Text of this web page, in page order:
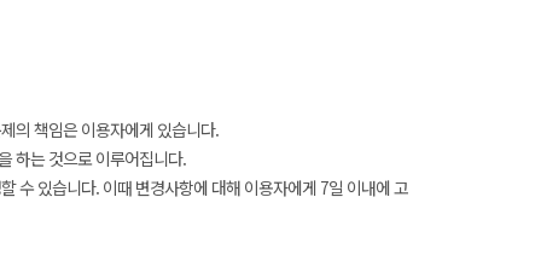
의 책임은 이용자에게 있습니다.
하는 것으로 이루어집니다.
수 있습니다. 이때 변경사항에 대해 이용자에게 7일 이내에 고